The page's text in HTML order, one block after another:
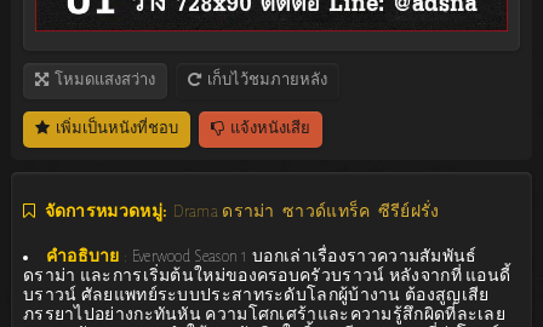
โหมดแสงสว่าง เก็บไว้ชมภายหลัง
เพิ่มเป็นหนังที่ชอบ แจ้งหนังเสีย
จัดการหมวดหมู่: Drama ดราม่า ซาวด์แทร็ค ซีรีย์ฝรั่ง
คำอธิบาย : Everwood Season 1 บอกเล่าเรื่องราวความสัมพันธ์
ดราม่า และการเริ่มต้นใหม่ของครอบครัวบราวน์ หลังจากที่ แอนดี้
บราวน์ ศัลยแพทย์ระบบประสาทระดับโลกผู้บ้างาน ต้องสูญเสีย
ภรรยาไปอย่างกะทันหัน ความโศกเศร้าและความรู้สึกผิดที่ละเลย